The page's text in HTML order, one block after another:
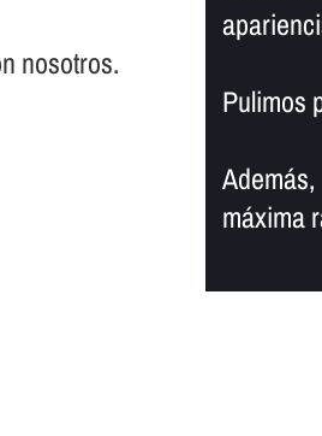
nosotros.
Pulimos
máxima